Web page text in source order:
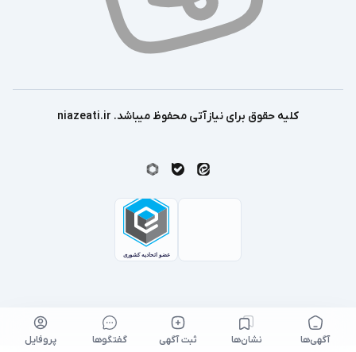
کلیه حقوق برای نیازآتی محفوظ میباشد. niazeati.ir
آگهی‌ها نشان‌ها ثبت آگهی گفتگو‌ها پروفایل